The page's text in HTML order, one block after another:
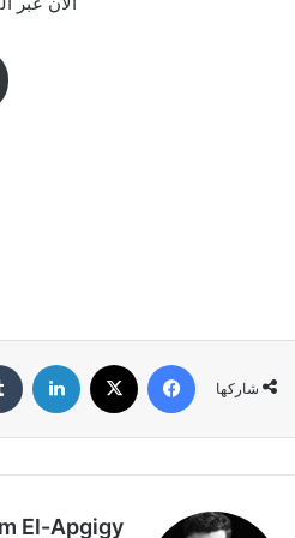
شاركها
فيسبوك
El-Apgigy